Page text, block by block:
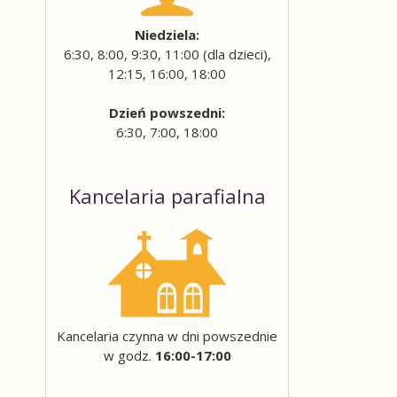
Niedziela:
6:30, 8:00, 9:30, 11:00 (dla dzieci),
12:15, 16:00, 18:00
Dzień powszedni:
6:30, 7:00, 18:00
Kancelaria parafialna
Kancelaria czynna w dni powszednie
w godz. 16:00-17:00